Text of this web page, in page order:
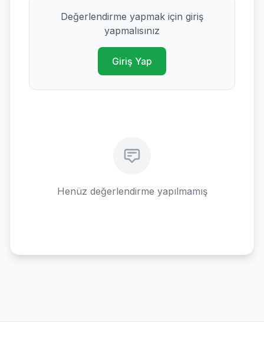
Değerlendirme yapmak için giriş
yapmalısınız
Giriş Yap
Henüz değerlendirme yapılmamış